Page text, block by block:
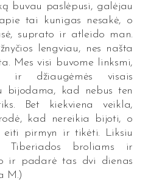
buvau paslėpusi, galėjau
tai kunigas nesakė, o
suprato ir atleido man.
lengviau, nes našta
Mes visi buvome linksmi,
ir džiaugėmės visais
bijodama, kad nebus ten
Bet kiekviena veikla,
kad nereikia bijoti, o
pirmyn ir tikėti. Liksiu
Tiberiados broliams ir
ir padarė tas dvi dienas
M.)